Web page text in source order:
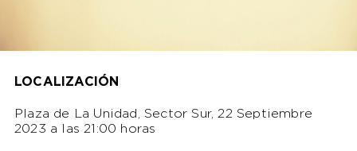
LOCALIZACIÓN
Plaza de La Unidad, Sector Sur, 22 Septiembre
2023 a las 21:00 horas